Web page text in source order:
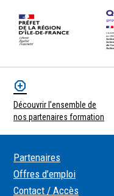
Découvrir l’ensemble de
nos partenaires formation
Partenaires
Offres d’emploi
Contact / Accès